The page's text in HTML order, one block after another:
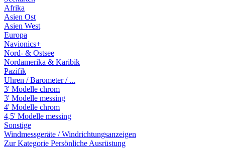
Afrika
Asien Ost
Asien West
Europa
Navionics+
Nord- & Ostsee
Nordamerika & Karibik
Pazifik
Uhren / Barometer / ...
3' Modelle chrom
3' Modelle messing
4' Modelle chrom
4,5' Modelle messing
Sonstige
Windmessgeräte / Windrichtungsanzeigen
Zur Kategorie Persönliche Ausrüstung